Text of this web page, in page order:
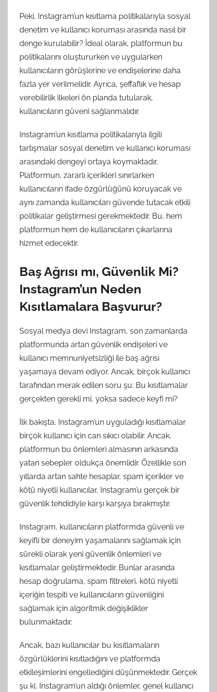
Peki, Instagram’un kısıtlama politikalarıyla sosyal
denetim ve kullanıcı koruması arasında nasıl bir
denge kurulabilir? İdeal olarak, platformun bu
politikalarını oluştururken ve uygularken
kullanıcıların görüşlerine ve endişelerine daha
fazla yer verilmelidir. Ayrıca, şeffaflık ve hesap
verebilirlik ilkeleri ön planda tutularak,
kullanıcıların güveni sağlanmalıdır.
Instagram’un kısıtlama politikalarıyla ilgili
tartışmalar sosyal denetim ve kullanıcı koruması
arasındaki dengeyi ortaya koymaktadır.
Platformun, zararlı içerikleri sınırlarken
kullanıcıların ifade özgürlüğünü koruyacak ve
aynı zamanda kullanıcıları güvende tutacak etkili
politikalar geliştirmesi gerekmektedir. Bu, hem
platformun hem de kullanıcıların çıkarlarına
hizmet edecektir.
Baş Ağrısı mı, Güvenlik Mi?
Instagram’un Neden
Kısıtlamalara Başvurur?
Sosyal medya devi Instagram, son zamanlarda
platformunda artan güvenlik endişeleri ve
kullanıcı memnuniyetsizliği ile baş ağrısı
yaşamaya devam ediyor. Ancak, birçok kullanıcı
tarafından merak edilen soru şu: Bu kısıtlamalar
gerçekten gerekli mi, yoksa sadece keyfi mi?
İlk bakışta, Instagram’un uyguladığı kısıtlamalar
birçok kullanıcı için can sıkıcı olabilir. Ancak,
platformun bu önlemleri almasının arkasında
yatan sebepler oldukça önemlidir. Özellikle son
yıllarda artan sahte hesaplar, spam içerikler ve
kötü niyetli kullanıcılar, Instagram’u gerçek bir
güvenlik tehdidiyle karşı karşıya bırakmıştır.
Instagram, kullanıcıların platformda güvenli ve
keyifli bir deneyim yaşamalarını sağlamak için
sürekli olarak yeni güvenlik önlemleri ve
kısıtlamalar geliştirmektedir. Bunlar arasında
hesap doğrulama, spam filtreleri, kötü niyetli
içeriğin tespiti ve kullanıcıların güvenliğini
sağlamak için algoritmik değişiklikler
bulunmaktadır.
Ancak, bazı kullanıcılar bu kısıtlamaların
özgürlüklerini kısıtladığını ve platformda
etkileşimlerini engellediğini düşünmektedir. Gerçek
şu ki, Instagram’un aldığı önlemler, genel kullanıcı